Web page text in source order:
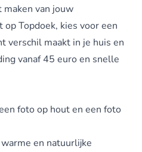
maken van jouw
Topdoek, kies voor een
verschil maakt in je huis en
vanaf 45 euro en snelle
foto op hout en een foto
en natuurlijke